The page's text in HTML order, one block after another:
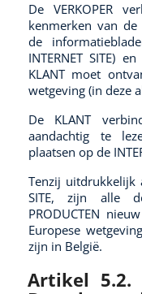
De VERKOPER
kenmerken van de
de
INTERNET SITE)
KLANT moet
wetgeving (in deze
De KLANT
aandachtig te
plaatsen op de
Tenzij uitdrukkelijk
SITE, zijn alle
PRODUCTEN
Europese
zijn in België.
Artikel 5.2.